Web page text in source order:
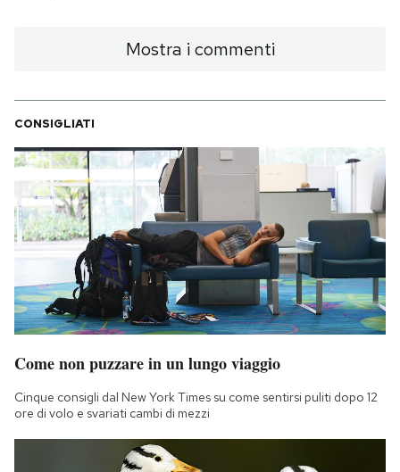
Mostra i commenti
CONSIGLIATI
Come non puzzare in un lungo viaggio
Cinque consigli dal New York Times su come sentirsi puliti dopo 12
ore di volo e svariati cambi di mezzi